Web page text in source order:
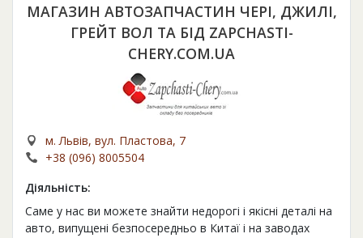
МАГАЗИН АВТОЗАПЧАСТИН ЧЕРІ, ДЖИЛІ,
ГРЕЙТ ВОЛ ТА БІД ZAPCHASTI-
CHERY.COM.UA
м. Львів, вул. Пластова, 7
+38 (096) 8005504
Діяльність:
Саме у нас ви можете знайти недорогі і якісні деталі на
авто, випущені безпосередньо в Китаї і на заводах